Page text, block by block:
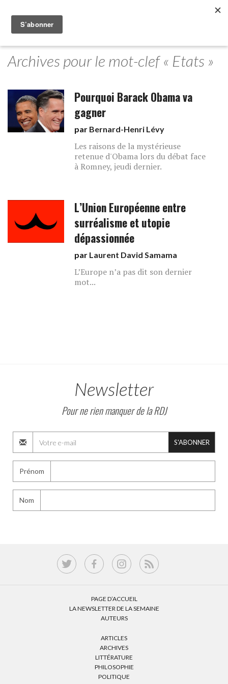
Archives pour le mot-clef « Etats »
Pourquoi Barack Obama va
gagner
par Bernard-Henri Lévy
Les raisons de la mystérieuse
retenue d'Obama lors du débat face
à Romney, jeudi dernier.
L’Union Européenne entre
surréalisme et utopie
dépassionnée
par Laurent David Samama
L’Europe n’a pas dit son dernier
mot...
Newsletter
Pour ne rien manquer de la RDJ
S'ABONNER
Prénom
Nom
PAGE D’ACCUEIL
LA NEWSLETTER DE LA SEMAINE
AUTEURS
ARTICLES
ARCHIVES
LITTÉRATURE
PHILOSOPHIE
POLITIQUE